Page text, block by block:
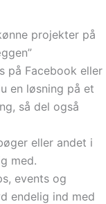
projekter på
på Facebook eller
en løsning på et
så del også
eller andet i
med.
events og
endelig ind med